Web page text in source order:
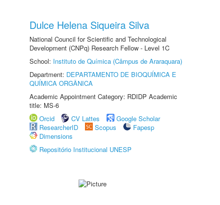
Dulce Helena Siqueira Silva
National Council for Scientific and Technological
Development (CNPq) Research Fellow - Level 1C
School: Instituto de Química (Câmpus de Araraquara)
Department: DEPARTAMENTO DE BIOQUÍMICA E
QUÍMICA ORGÂNICA
Academic Appointment Category: RDIDP Academic
title: MS-6
Orcid
CV Lattes
Google Scholar
ResearcherID
Scopus
Fapesp
Dimensions
Repositório Institucional UNESP